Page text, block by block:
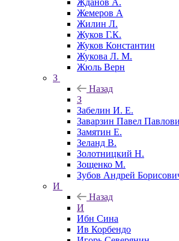
Жданов А.
Жемеров А
Жилин Л.
Жуков Г.К.
Жуков Константин
Жукова Л. М.
Жюль Верн
З
Назад
З
Забелин И. Е.
Заварзин Павел
Замятин Е.
Зеланд В.
Золотницкий Н.
Зощенко М.
Зубов Андрей
И
Назад
И
Ибн Сина
Ив Корбендо